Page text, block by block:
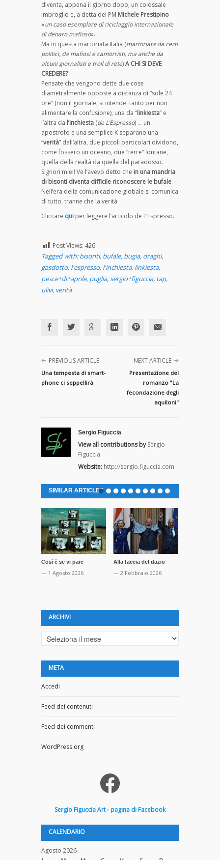
diventa, appena il giorno dopo, un colossale
imbroglio e, a detta del PM Michele Prestipino
«un caso esemplare di riciclaggio internazionale
di denaro mafioso».
Ma in questa martoriata Italia (martoriata da certi
politici, da mafiosi e camorristi, ma anche da
alcuni giornalisti e troll di rete)A CHI SI DEVE
CREDERE?
Pensate che vengono dette due cose
diametralmente opposte a distanza di “sole 24
ore” (non il giornale, si intende, tanto per non
alimentare la confusione), una da “linkiesta” e
l’altra da l’inchiesta (de L’Espresso) … un
apostrofo e una semplice K separano una
“verità” dall’altra, due piccoli particolari dividono,
come fossero un oceano, due “terre” lontane,
quella della realtà da quella del paradosso.
Signori miei! Ve l’avevo detto che in una mandria
di bisonti diventa difficile riconoscere le bufale.
Nell’era della comunicazione globale si comunica
di tutto, tranne che la verità.
Cliccare qui per leggere l’articolo de L’Espresso.
Post Views: 426
Tagged with: bisonti, bufale, bugia, draghi,
gasdotto, l'espresso, l'inchiesta, linkiesta,
pesce+di+aprile, puglia,sergio+figuccia, tap,
ulivi, verità
PREVIOUS ARTICLE
Una tempesta di smart-
phone ci seppellirà
NEXT ARTICLE
Presentazione del
romanzo "La
fecondazione degli
aquiloni"
Sergio Figuccia
View all contributions by Sergio
Figuccia
Website: http://sergio.figuccia.com
SIMILAR ARTICLES
Così è se vi pare
— 1 Agosto 2026
Alla faccia del dazio
— 2 Febbraio 2026
ARCHIVI
Archivi
META
Accedi
Feed dei contenuti
Feed dei commenti
WordPress.org
Facebook
SergioFigucciaArt - pagina di Facebook
CALENDARIO
Agosto 2026